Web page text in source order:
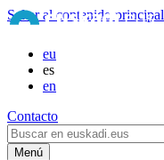
Saltar al contenido principal
eu
es
en
Contacto
Menú